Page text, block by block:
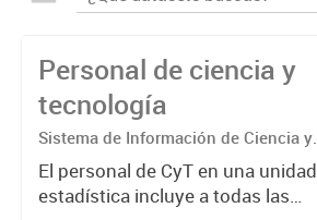
Personal de ciencia y
tecnología
Sistema de Información de Ciencia y
Tecnología Argentino (SICYTAR)
El personal de CyT en una unidad
estadística incluye a todas las